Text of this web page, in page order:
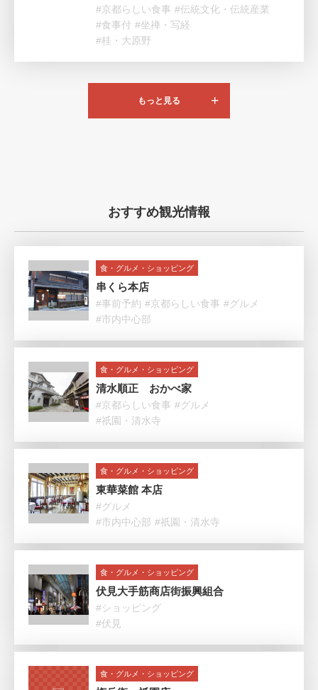
#京都らしい食事 #伝統文化・伝統産業
#食事付 #坐禅・写経
#桂・大原野
もっと見る
おすすめ観光情報
食・グルメ・ショッピング
串くら本店
#事前予約 #京都らしい食事 #グルメ
#市内中心部
食・グルメ・ショッピング
清水順正 おかべ家
#京都らしい食事 #グルメ
#祇園・清水寺
食・グルメ・ショッピング
東華菜館 本店
#グルメ
#市内中心部 #祇園・清水寺
食・グルメ・ショッピング
伏見大手筋商店街振興組合
#ショッピング
#伏見
食・グルメ・ショッピング